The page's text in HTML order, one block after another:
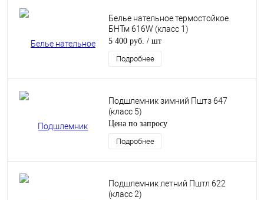
Белье нательное термостойкое
БНТм 616W (класс 1)
5 400 руб. / шт
Подробнее
Подшлемник зимний Пштз 647
(класс 5)
Цена по запросу
Подробнее
Подшлемник летний Пштл 622
(класс 2)